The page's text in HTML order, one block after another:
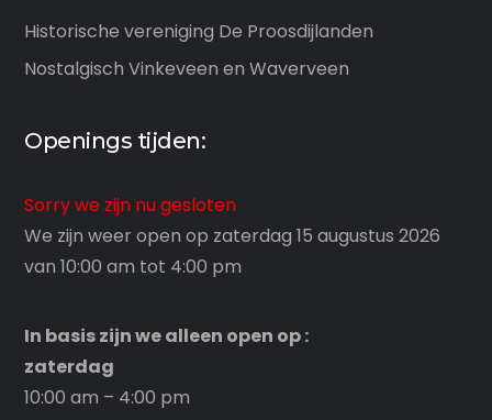
Historische vereniging De Proosdijlanden
Nostalgisch Vinkeveen en Waverveen
Openings tijden:
Sorry we zijn nu gesloten
We zijn weer open op zaterdag 15 augustus 2026
van 10:00 am tot 4:00 pm
In basis zijn we alleen open op :
zaterdag
10:00 am – 4:00 pm